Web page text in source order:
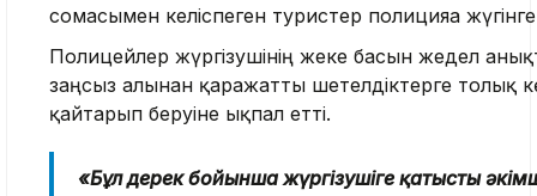
сомасымен келіспеген туристер полицияға
Полицейлер жүргізушінің жеке басын жедел
заңсыз алынған қаражатты шетелдіктерге толық
қайтарып беруіне ықпал етті.
«Бұл дерек бойынша жүргізушіге қатысты